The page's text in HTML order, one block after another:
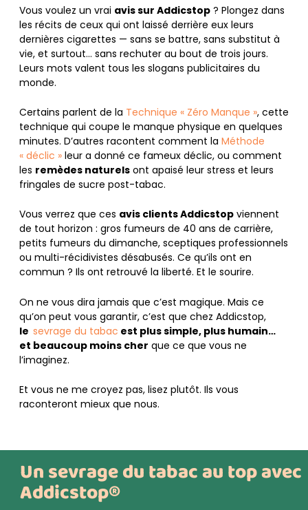
Vous voulez un vrai avis sur Addicstop ? Plongez dans
les récits de ceux qui ont laissé derrière eux leurs
dernières cigarettes — sans se battre, sans substitut à
vie, et surtout… sans rechuter au bout de trois jours.
Leurs mots valent tous les slogans publicitaires du
monde.
Certains parlent de la Technique « Zéro Manque », cette
technique qui coupe le manque physique en quelques
minutes. D’autres racontent comment la Méthode
« déclic » leur a donné ce fameux déclic, ou comment
les remèdes naturels ont apaisé leur stress et leurs
fringales de sucre post-tabac.
Vous verrez que ces avis clients Addicstop viennent
de tout horizon : gros fumeurs de 40 ans de carrière,
petits fumeurs du dimanche, sceptiques professionnels
ou multi-récidivistes désabusés. Ce qu’ils ont en
commun ? Ils ont retrouvé la liberté. Et le sourire.
On ne vous dira jamais que c’est magique. Mais ce
qu’on peut vous garantir, c’est que chez Addicstop,
le sevrage du tabac est plus simple, plus humain…
et beaucoup moins cher que ce que vous ne
l’imaginez.
Et vous ne me croyez pas, lisez plutôt. Ils vous
raconteront mieux que nous.
Un sevrage du tabac au top avec
Addicstop®